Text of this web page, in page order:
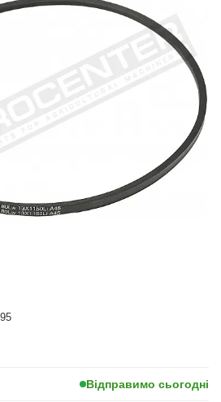
Відправимо сьогодні